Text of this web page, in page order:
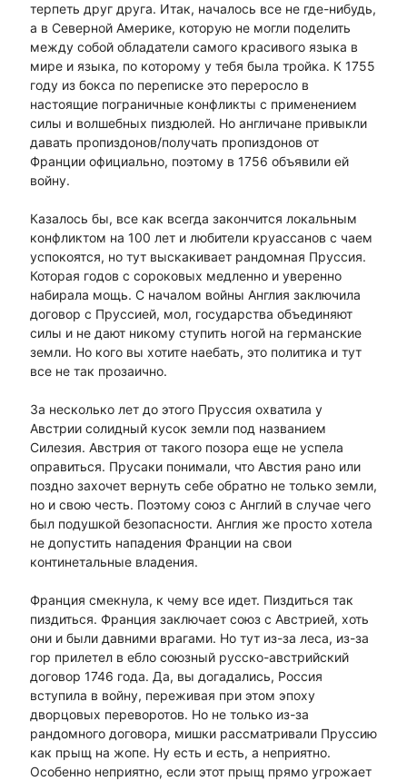
терпеть друг друга. Итак, началось все не где-нибудь,
а в Северной Америке, которую не могли поделить
между собой обладатели самого красивого языка в
мире и языка, по которому у тебя была тройка. К 1755
году из бокса по переписке это переросло в
настоящие пограничные конфликты с применением
силы и волшебных пиздюлей. Но англичане привыкли
давать пропиздонов/получать пропиздонов от
Франции официально, поэтому в 1756 объявили ей
войну.
Казалось бы, все как всегда закончится локальным
конфликтом на 100 лет и любители круассанов с чаем
успокоятся, но тут выскакивает рандомная Пруссия.
Которая годов с сороковых медленно и уверенно
набирала мощь. С началом войны Англия заключила
договор с Пруссией, мол, государства объединяют
силы и не дают никому ступить ногой на германские
земли. Но кого вы хотите наебать, это политика и тут
все не так прозаично.
За несколько лет до этого Пруссия охватила у
Австрии солидный кусок земли под названием
Силезия. Австрия от такого позора еще не успела
оправиться. Прусаки понимали, что Австия рано или
поздно захочет вернуть себе обратно не только земли,
но и свою честь. Поэтому союз с Англий в случае чего
был подушкой безопасности. Англия же просто хотела
не допустить нападения Франции на свои
континетальные владения.
Франция смекнула, к чему все идет. Пиздиться так
пиздиться. Франция заключает союз с Австрией, хоть
они и были давними врагами. Но тут из-за леса, из-за
гор прилетел в ебло союзный русско-австрийский
договор 1746 года. Да, вы догадались, Россия
вступила в войну, переживая при этом эпоху
дворцовых переворотов. Но не только из-за
рандомного договора, мишки рассматривали Пруссию
как прыщ на жопе. Ну есть и есть, а неприятно.
Особенно неприятно, если этот прыщ прямо угрожает